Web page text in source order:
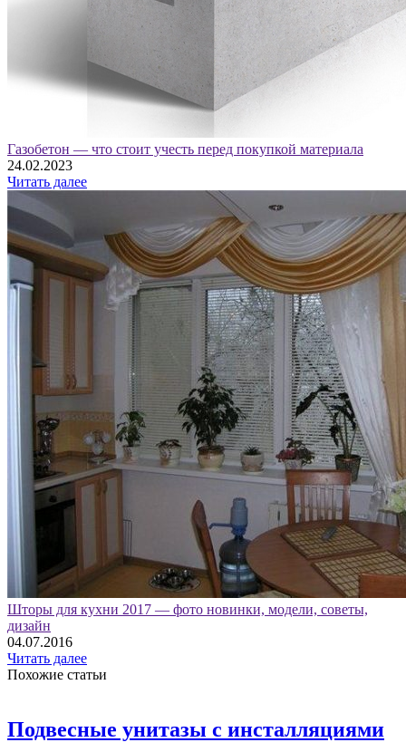
Газобетон — что стоит учесть перед покупкой материала
24.02.2023
Читать далее
Шторы для кухни 2017 — фото новинки, модели, советы,
дизайн
04.07.2016
Читать далее
Похожие статьи
Подвесные унитазы с инсталляциями